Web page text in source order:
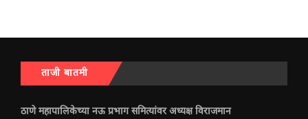
ताजी बातमी
ठाणे महापालिकेच्या नऊ प्रभाग समित्यांवर अध्यक्ष विराजमान